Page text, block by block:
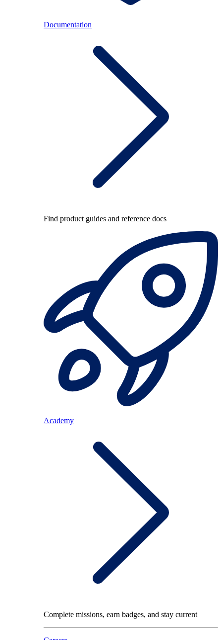
Documentation
Find product guides and reference docs
Academy
Complete missions, earn badges, and stay current